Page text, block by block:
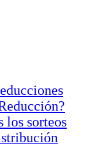
los sorteos